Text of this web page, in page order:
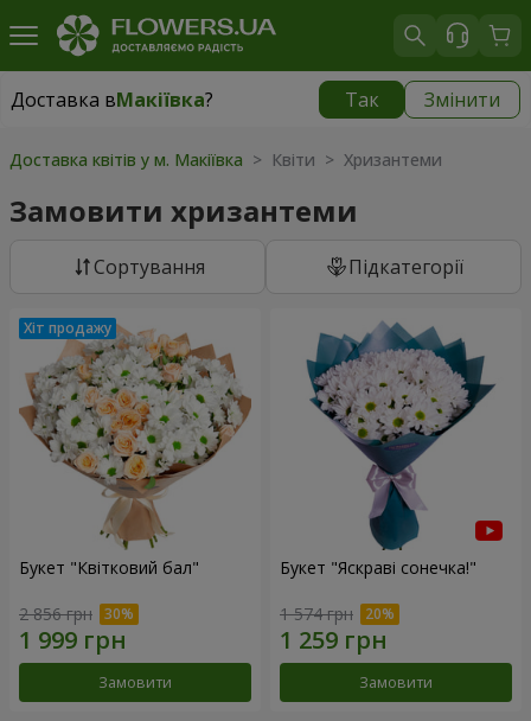
Доставка вМакіївка? Так Змінити
Доставка вМакіївка|
Доставка квітів у м. Макіївка > Квіти > Хризантеми
Замовити хризантеми
Сортування Підкатегорії
Букет "Квітковий бал"
2 856 грн
Замовити
Букет "Яскраві сонечка!"
1 574 грн
Замовити